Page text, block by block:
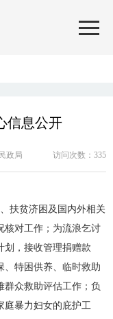
信息公开
政局 访问次数： 335
扶贫济困及国内外相关
核对工作；为流浪乞讨
划，接收管理捐赠款
、特困供养、临时救助
群众救助评估工作；负
庭暴力妇女的庇护工